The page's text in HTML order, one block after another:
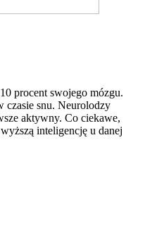
procent swojego mózgu.
czasie snu. Neurolodzy
aktywny. Co ciekawe,
inteligencję u danej